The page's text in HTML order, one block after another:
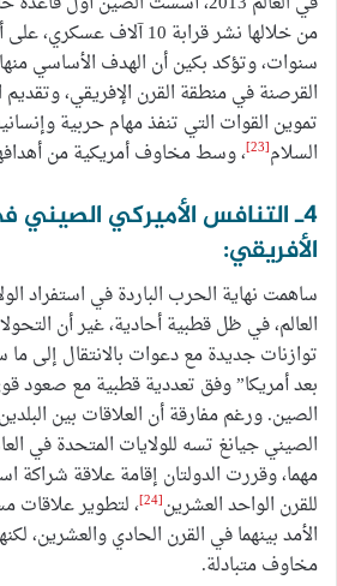
من خلالها نشر قرابة 10
سنوات، وتؤكد بكين أن الهدف الأساسي
القرصنة في منطقة القرن الإفريقي،
تموين القوات التي تنفذ مهام حربية
السلام[23] ، وسط مخاوف أمريكية من أهدافها
4ـ التنافس الأميركي الصيني
الأفريقي:
ساهمت نهاية الحرب الباردة في استفراد
العالم، في ظل قطبية أحادية، غير أن
توازنات جديدة مع دعوات بالانتقال إلى ما
بعد أمريكا” وفق تعددية قطبية مع صعود
الصين. ورغم مفارقة أن العلاقات بين
مهما، وقررت الدولتان إقامة علاقة شراكة
للقرن الواحد العشرين[24]
، لتطوير علاقات
الأمد بينهما في القرن الحادي والعشرين،
مخاوف متبادلة.